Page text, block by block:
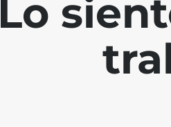
Lo